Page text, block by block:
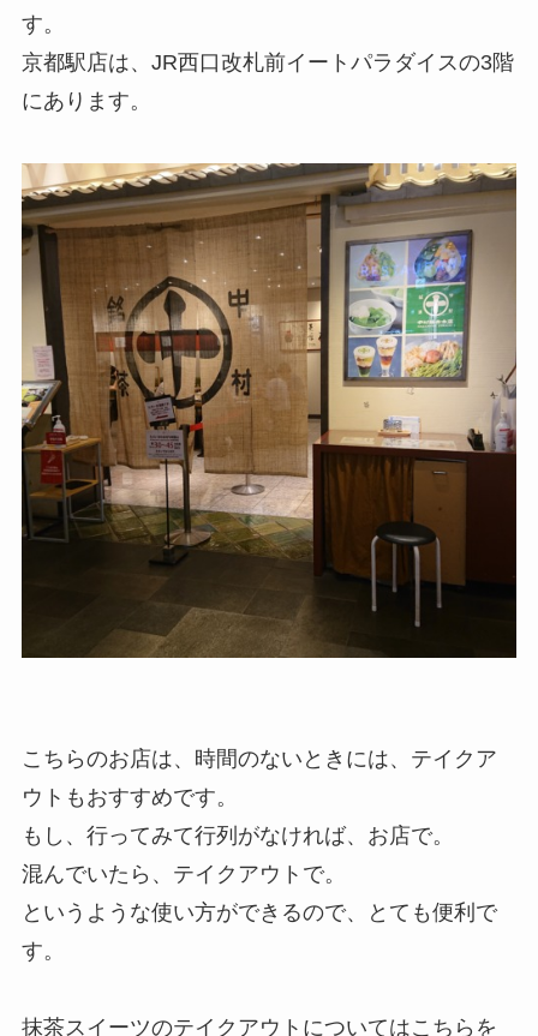
す。
京都駅店は、JR西口改札前イートパラダイスの3階
にあります。
こちらのお店は、時間のないときには、テイクア
ウトもおすすめです。
もし、行ってみて行列がなければ、お店で。
混んでいたら、テイクアウトで。
というような使い方ができるので、とても便利で
す。
抹茶スイーツのテイクアウトについてはこちらを